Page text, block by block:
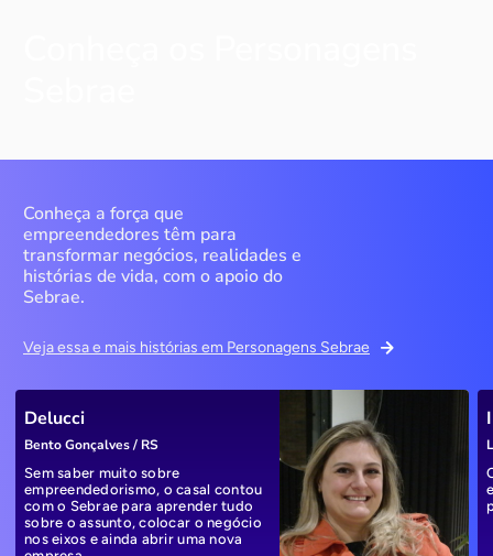
Conheça a força que
empreendedores têm para
transformar negócios, realidades e
histórias de vida, com o apoio do
Sebrae.
Veja essa e mais histórias em Personagens Sebrae
Delucci
Bento Gonçalves / RS
Sem saber muito sobre
empreendedorismo, o casal contou
com o Sebrae para aprender tudo
sobre o assunto, colocar o negócio
nos eixos e ainda abrir uma nova